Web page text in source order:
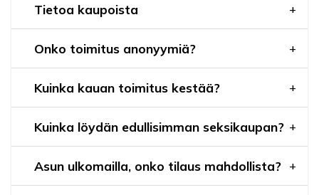
Tietoa kaupoista
Onko toimitus anonyymiä?
Kuinka kauan toimitus kestää?
Kuinka löydän edullisimman seksikaupan?
Asun ulkomailla, onko tilaus mahdollista?